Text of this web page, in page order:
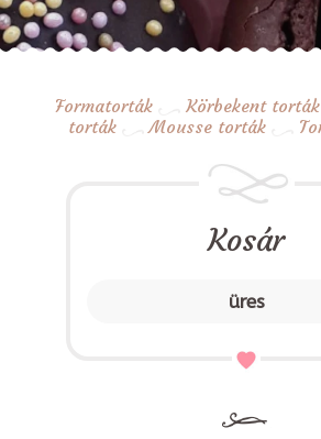
Formatorták Körbekent torták
torták
Mousse torták
Kosár
üres